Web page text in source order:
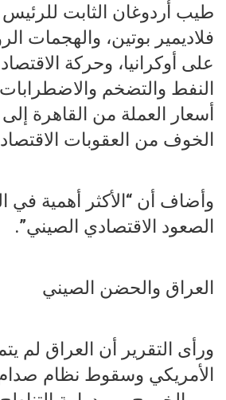
طيب أردوغان الثابت
فلاديمير بوتين، والهجمات
على أوكرانيا، وحركة
النفط والتضخم والاضطرابات
أسعار العملة من القاهرة
الخوف من العقوبات
وأضاف أن “الأكثر أهمية في
الصعود الاقتصادي الصيني”.
العراق والحضن الصيني
ورأى التقرير أن العراق لم